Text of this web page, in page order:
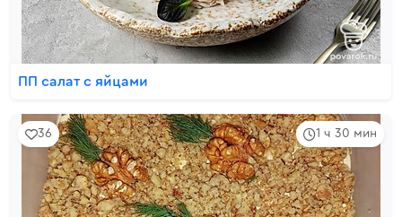
ПП салат с яйцами
1 ч 30 мин
36